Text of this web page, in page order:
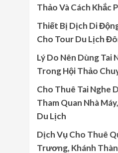
Thảo Và Cách Khắc
Thiết Bị Dịch Di
Cho Tour Du Lịch
Lý Do Nên Dùng Tai
Trong Hội Thảo
Cho Thuê Tai Nghe
Tham Quan Nhà
Du Lịch
Dịch Vụ Cho Thuê
Trương, Khánh